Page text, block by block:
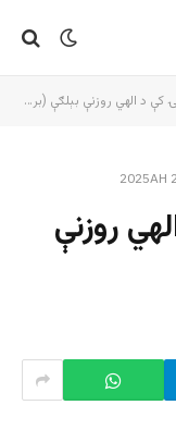
د الهي روزنې بېلګې (برخه: ۱۷)
روزنې